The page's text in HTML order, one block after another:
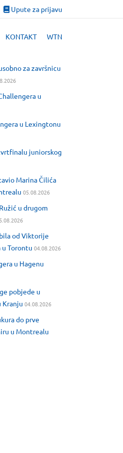
Upute za prijavu
KONTAKT WTN
za završnicu
u
u Lexingtonu
juniorskog
Marina Čilića
05.08.2026
u drugom
od Viktorije
u Torontu 04.08.2026
u Hagenu
pobjede u
Kranju 04.08.2026
do prve
u Montrealu